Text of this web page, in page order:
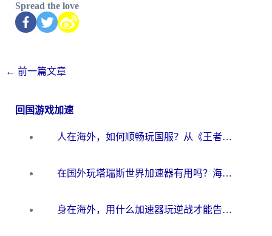
Spread the love
← 前一篇文章
回国游戏加速
人在海外，如何顺畅玩国服？从《王者荣耀》到《云图计划》的加速器终极指南
在国外玩塔瑞斯世界加速器有用吗？海外玩家亲测后的真实答案
身在海外，用什么加速器玩逆战才能告别延迟？